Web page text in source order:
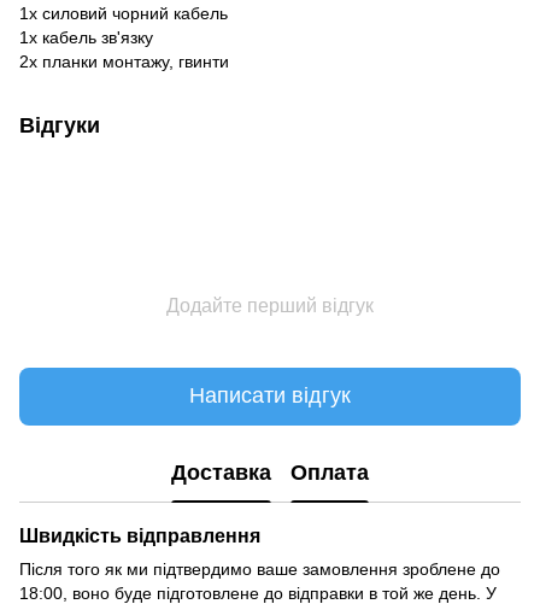
1x силовий чорний кабель
1x кабель зв'язку
2х планки монтажу, гвинти
Відгуки
Додайте перший відгук
Написати відгук
Доставка Оплата
Швидкість відправлення
Після того як ми підтвердимо ваше замовлення зроблене до
18:00, воно буде підготовлене до відправки в той же день. У